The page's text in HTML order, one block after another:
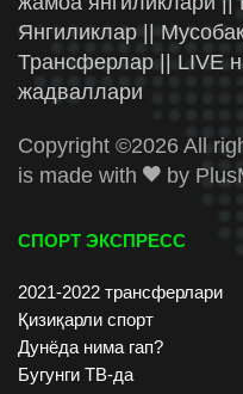
Янгиликлар ||
Трансферлар || LIVE
жадваллари
Copyright ©2026 All
is made with
by
СПОРТ ЭКСПРЕСС
2021-2022 трансферлари
Қизиқарли спорт
Дунёда нима гап?
Бугунги ТВ-да